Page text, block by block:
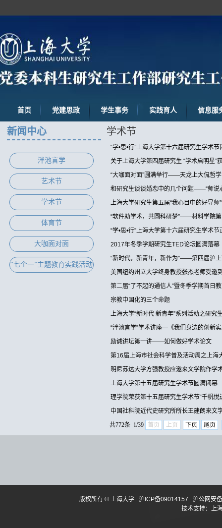
首页 党建思政 学生事务 实践育人 信息服
新闻中心
泮池言学
艺术节
学术节
体育节
大咖面对面
“七个一”主题教育实践活动
学术节
“学•思•行”上海大学第十六届研究生学术节
关于上海大学第四届研究生 “学术启明星”
“大咖面对面”圆满举行——天龙上大侃哲
和研究生谈谈婚恋中的几个问题——“师说
上海大学研究生第五届“我心目中的好导师
“软件助学术，共圆科研梦”——材料学院
“学•思•行”上海大学第十六届研究生学术节
2017年冬季学期研究生TED论坛圆满落幕
“新时代，新青年，新作为”——第四届沪
美国纽约州立大学终身教授张杰老师受邀
第二届“了不起的通信人”暨冬季学期首日
宗教中国化的三个命题
上海大学“新时代 新青年”系列活动之研究
“泮池言学”学术讲座—《我们身边的创新
励诚讲坛第一讲——如何做好学术论文
第16届上海市社会科学普及活动周之上海
明尼苏达大学方强教授应邀来文学院作学
上海大学第十五届研究生学术节圆满闭幕
理学院荣获第十五届研究生学术节“千帆悦
中国社科院近代史研究所所长王建朗来文
共772条 1/39
首页 上页 下页 尾页
版权所有 © 上海大学 沪ICP备09014157
沪公网安
技术支持：上